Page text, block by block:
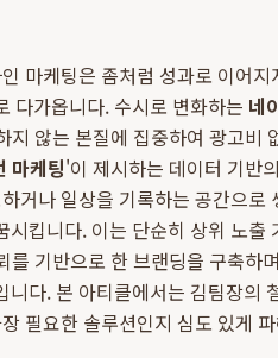
마케팅은 좀처럼 성과로 이어
다가옵니다. 수시로 변화하는 네
않는 본질에 집중하여 광고비
마케팅'이 제시하는 데이터 기반의
거나 일상을 기록하는 공간으로
킵니다. 이는 단순히 상위 노출
기반으로 한 브랜딩을 구축하
다. 본 아티클에서는 김팀장의
필요한 솔루션인지 심도 있게